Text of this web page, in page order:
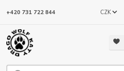
CZK
+420 731 722 844